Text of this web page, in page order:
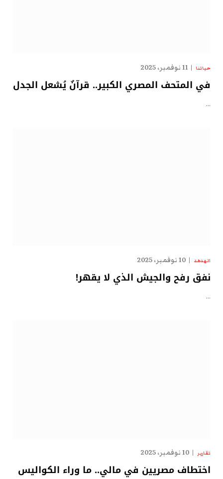
حياتنا 11 نوفمبر، 2025
في المتحف المصري الكبير.. قرآنٌ يُشعل الجدل
…
الهدهد 10 نوفمبر، 2025
نفق رفح والجيش الذي لا يقهر!
…
تقارير 10 نوفمبر، 2025
اختطاف مصريين في مالي.. ما وراء الكواليس